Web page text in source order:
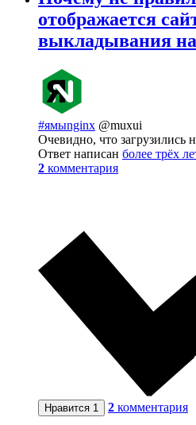
отображается
выкладывания на
#ямыnginx @muxui
Очевидно, что загрузились
Ответ написан более трёх
2 комментария
Нравится 1 2 комментария